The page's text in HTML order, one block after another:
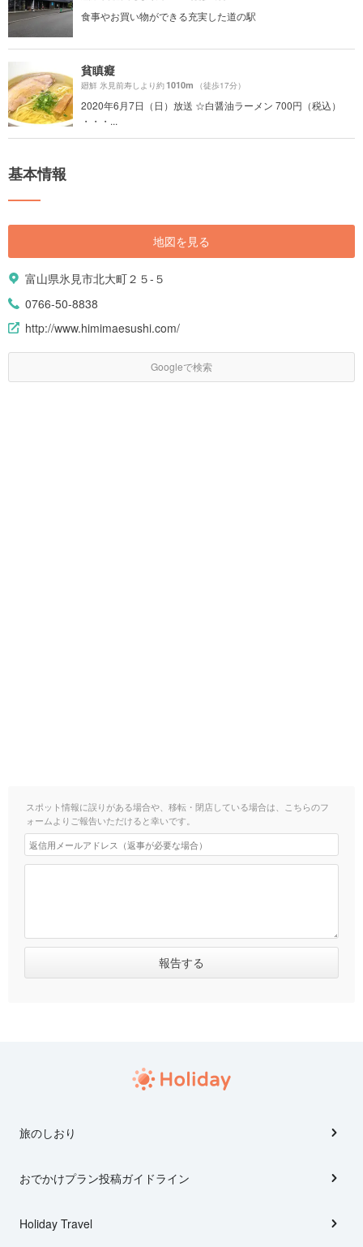
食事やお買い物ができる充実した道の駅
貧瞋癡
廻鮮 氷見前寿しより約1010m （徒歩17分）
2020年6月7日（日）放送 ☆白醤油ラーメン 700円（税込）
・・・...
基本情報
地図を見る
富山県氷見市北大町２５-５
0766-50-8838
http://www.himimaesushi.com/
Googleで検索
スポット情報に誤りがある場合や、移転・閉店している場合は、こちらのフ
ォームよりご報告いただけると幸いです。
旅のしおり
おでかけプラン投稿ガイドライン
Holiday Travel